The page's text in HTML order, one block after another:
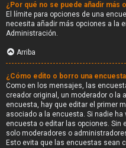
¿Por qué no se puede añadir más
El límite para opciones de una
necesita añadir más opciones a la
Administración.
Arriba
¿Cómo edito o borro una
Como en los mensajes, las
creador original, un moderador o la
encuesta, hay que editar el primer
asociado a la encuesta. Si nadie
encuesta o editar las opciones. Sin
solo moderadores o
Esto evita que las encuestas sean